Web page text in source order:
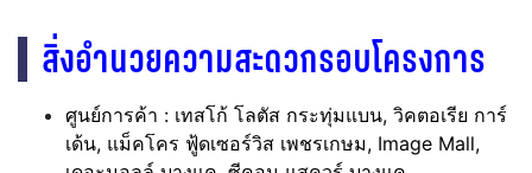
สิ่งอำนวยความสะดวกรอบโครงการ
ศูนย์การค้า : เทสโก้ โลตัส กระทุ่มแบน, วิคตอเรีย การ์
เด้น, แม็คโคร ฟู้ดเซอร์วิส เพชรเกษม, Image Mall,